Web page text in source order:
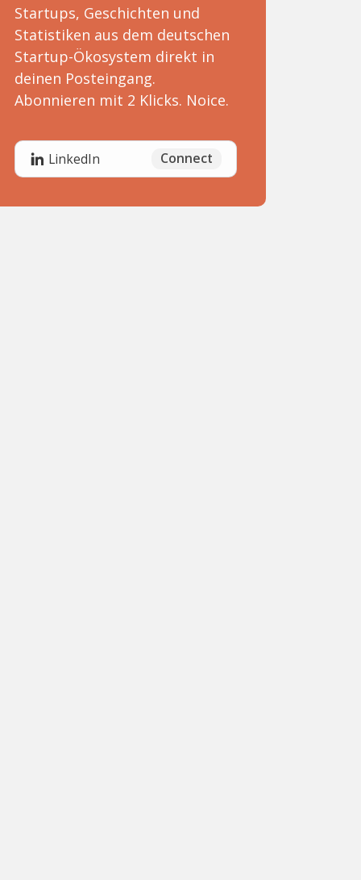
Startups, Geschichten und
Statistiken aus dem deutschen
Startup-Ökosystem direkt in
deinen Posteingang.
Abonnieren mit 2 Klicks. Noice.
LinkedIn Connect